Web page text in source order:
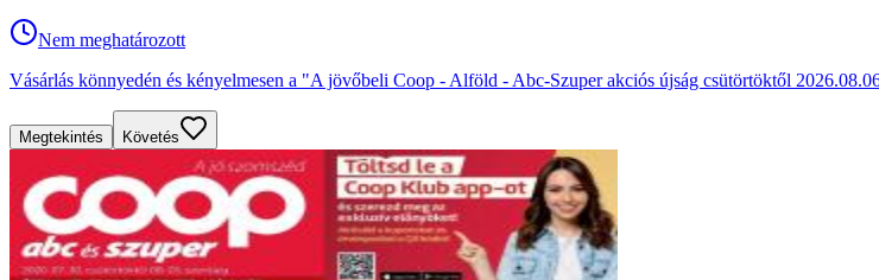
Nem meghatározott
Vásárlás könnyedén és kényelmesen a "A jövőbeli Coop - Alföld - Abc-Szuper akciós újság csütörtöktől
Megtekintés Követés